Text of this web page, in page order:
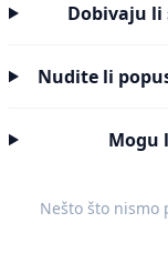
Dobivaju li
Nudite li
Mogu
Nešto što nismo